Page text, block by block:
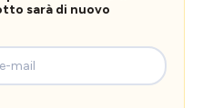
sarà di nuovo